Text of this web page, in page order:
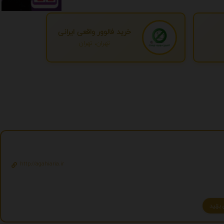
خرید فالوور واقعی ایرانی
تهران، تهران
http://agahiaria.ir